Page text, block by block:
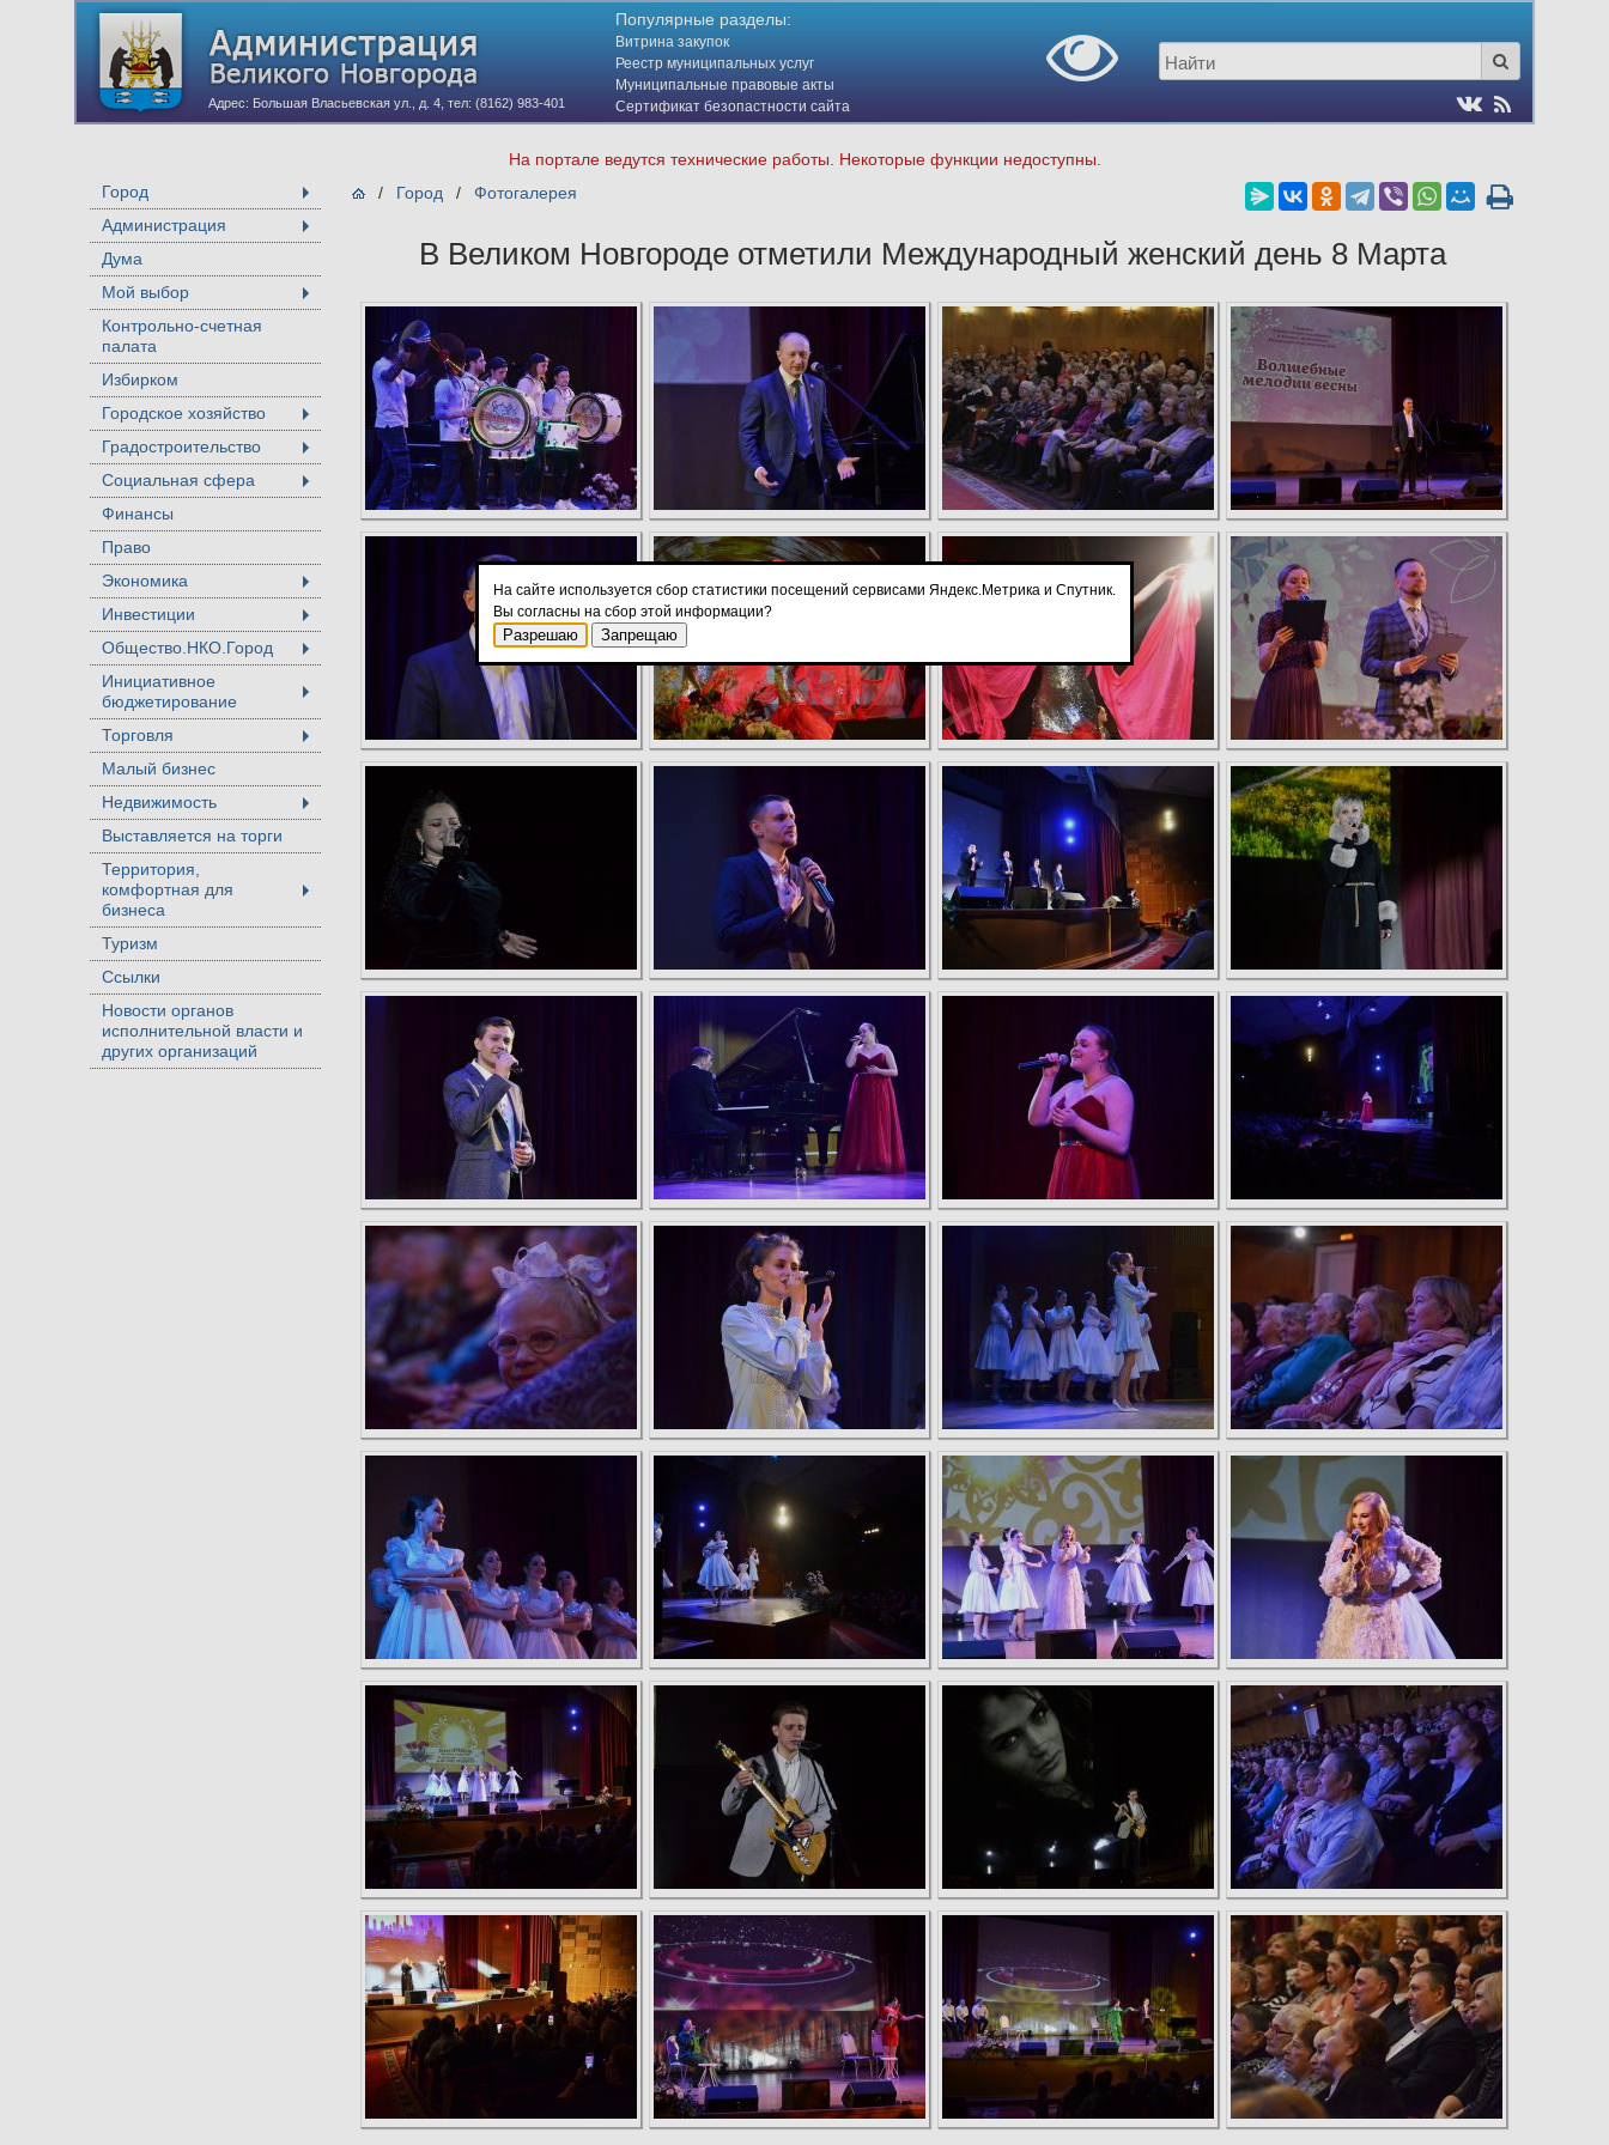
Адрес: Большая Власьевская ул., д. 4, тел: (8162) 983-401
Популярные разделы:
Витрина закупок
Реестр муниципальных услуг
Муниципальные правовые акты
Сертификат безопастности сайта
(HTTPS)
На портале ведутся технические работы. Некоторые функции недоступны.
Город
Администрация
Дума
Мой выбор
Контрольно-счетная
палата
Избирком
Городское хозяйство
Градостроительство
Социальная сфера
Финансы
Право
Экономика
Инвестиции
Общество.НКО.Город
Инициативное
бюджетирование
Торговля
Малый бизнес
Недвижимость
Выставляется на торги
Территория,
комфортная для
бизнеса
Туризм
Ссылки
Новости органов
исполнительной власти и
других организаций
/ Город / Фотогалерея
В Великом Новгороде отметили Международный женский день 8 Марта
На сайте используется сбор статистики посещений сервисами Яндекс.Метрика и Спутник.
Вы согласны на сбор этой информации?
Разрешаю Запрещаю